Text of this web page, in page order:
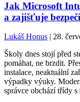
Jak Microsoft
a zajišťuje
Lukáš Honus | 28.
Školy dnes stojí před
pomáhat, ne brzdit.
instalace, neaktuální
výpadky výuky.
správce obchází třídy s